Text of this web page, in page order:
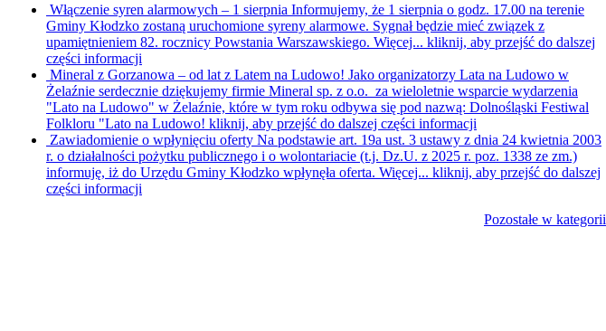
Włączenie syren alarmowych – 1 sierpnia Informujemy, że 1 sierpnia o godz. 17.00 na terenie
Gminy Kłodzko zostaną uruchomione syreny alarmowe. Sygnał będzie mieć związek z
upamiętnieniem 82. rocznicy Powstania Warszawskiego. Więcej... kliknij, aby przejść do dalszej
części informacji
Mineral z Gorzanowa – od lat z Latem na Ludowo! Jako organizatorzy Lata na Ludowo w
Żelaźnie serdecznie dziękujemy firmie Mineral sp. z o.o. za wieloletnie wsparcie wydarzenia
"Lato na Ludowo" w Żelaźnie, które w tym roku odbywa się pod nazwą: Dolnośląski Festiwal
Folkloru "Lato na Ludowo! kliknij, aby przejść do dalszej części informacji
Zawiadomienie o wpłynięciu oferty Na podstawie art. 19a ust. 3 ustawy z dnia 24 kwietnia 2003
r. o działalności pożytku publicznego i o wolontariacie (t.j. Dz.U. z 2025 r. poz. 1338 ze zm.)
informuję, iż do Urzędu Gminy Kłodzko wpłynęła oferta. Więcej... kliknij, aby przejść do dalszej
części informacji
Pozostałe w kategorii